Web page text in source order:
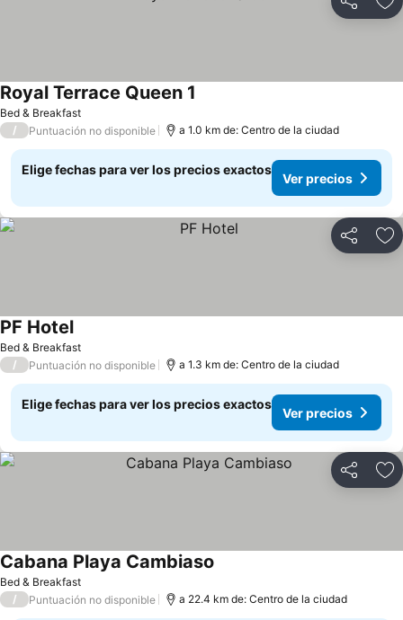
Compartir
Bed & Breakfast
Royal Terrace Queen 1
/ Puntuación no disponible a 1.0 km de: Centro de la ciudad
Elige fechas para ver los precios exactos
Ver precios
Compartir
Bed & Breakfast
PF Hotel
/ Puntuación no disponible a 1.3 km de: Centro de la ciudad
Elige fechas para ver los precios exactos
Ver precios
Compartir
Bed & Breakfast
Cabana Playa Cambiaso
/ Puntuación no disponible a 22.4 km de: Centro de la ciudad